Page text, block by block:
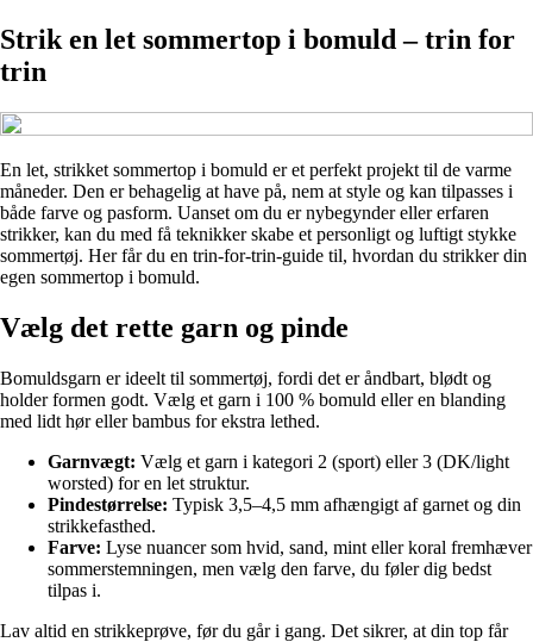
Strik en let sommertop i bomuld – trin for
trin
En let, strikket sommertop i bomuld er et perfekt projekt til de varme
måneder. Den er behagelig at have på, nem at style og kan tilpasses i
både farve og pasform. Uanset om du er nybegynder eller erfaren
strikker, kan du med få teknikker skabe et personligt og luftigt stykke
sommertøj. Her får du en trin-for-trin-guide til, hvordan du strikker din
egen sommertop i bomuld.
Vælg det rette garn og pinde
Bomuldsgarn er ideelt til sommertøj, fordi det er åndbart, blødt og
holder formen godt. Vælg et garn i 100 % bomuld eller en blanding
med lidt hør eller bambus for ekstra lethed.
Garnvægt: Vælg et garn i kategori 2 (sport) eller 3 (DK/light
worsted) for en let struktur.
Pindestørrelse: Typisk 3,5–4,5 mm afhængigt af garnet og din
strikkefasthed.
Farve: Lyse nuancer som hvid, sand, mint eller koral fremhæver
sommerstemningen, men vælg den farve, du føler dig bedst
tilpas i.
Lav altid en strikkeprøve, før du går i gang. Det sikrer, at din top får